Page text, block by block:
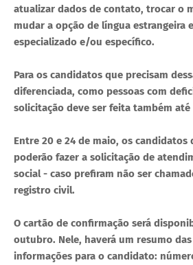
atualizar dados de contato, trocar o
mudar a opção de língua estrangeira
especializado e/ou específico.
Para os candidatos que precisam
diferenciada, como pessoas com
solicitação deve ser feita também até
Entre 20 e 24 de maio, os candidatos
poderão fazer a solicitação de
social - caso prefiram não ser
registro civil.
O cartão de confirmação será
outubro. Nele, haverá um resumo
informações para o candidato: